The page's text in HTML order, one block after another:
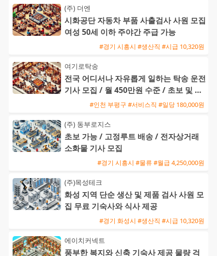
(주) 더엔
시화공단 자동차 부품 사출검사 사원 모집
여성 50세 이하 주야간 주급 가능
#경기 시흥시 #생산직 #시급 10,320원
여기로탁송
전국 어디서나 자유롭게 일하는 탁송 운전
기사 모집 / 월 450만원 수준 / 초보 및 외
국인 환영#인천 부평구 #서비스직 #일당 180,000원
(주) 동부로지스
초보 가능 / 고정루트 배송 / 전자상거래
소화물 기사 모집
#경기 시흥시 #물류 #월급 4,250,000원
(주)목성테크
화성 지역 단순 생산 및 제품 검사 사원 모
집 무료 기숙사와 식사 제공
#경기 화성시 #생산직 #시급 10,320원
에이치커넥트
풍부한 복지와 신축 기숙사 제공 물량 걱